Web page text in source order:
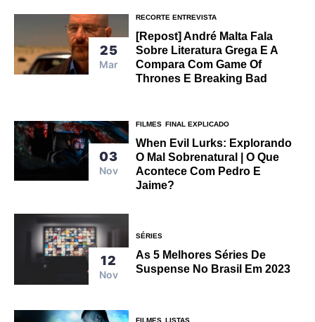
25
Mar
RECORTE ENTREVISTA
[Repost] André Malta Fala
Sobre Literatura Grega E A
Compara Com Game Of
Thrones E Breaking Bad
03
Nov
FILMES FINAL EXPLICADO
When Evil Lurks: Explorando
O Mal Sobrenatural | O Que
Acontece Com Pedro E
Jaime?
12
Nov
SÉRIES
As 5 Melhores Séries De
Suspense No Brasil Em 2023
FILMES LISTAS